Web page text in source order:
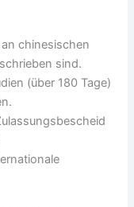
chinesischen
sind.
(über 180 Tage)